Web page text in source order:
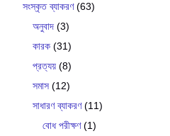
সংস্কৃত ব্যাকরণ(63)
অনুবাদ (3)
কারক (31)
প্রত্যয় (8)
সমাস (12)
সাধারণ ব্যাকরণ(11)
বোধ পরীক্ষণ(1)